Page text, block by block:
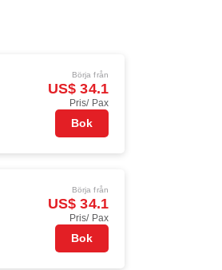
Börja från
US$ 34.1
Pris/ Pax
Bok
Börja från
US$ 34.1
Pris/ Pax
Bok